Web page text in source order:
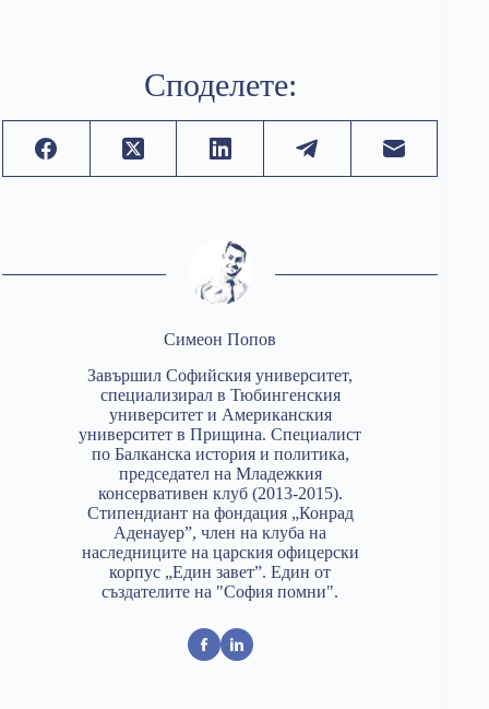
Споделете:
Симеон Попов
Завършил Софийския университет,
специализирал в Тюбингенския
университет и Американския
университет в Прищина. Специалист
по Балканска история и политика,
председател на Младежкия
консервативен клуб (2013-2015).
Стипендиант на фондация „Конрад
Аденауер”, член на клуба на
наследниците на царския офицерски
корпус „Един завет”. Един от
създателите на "София помни".